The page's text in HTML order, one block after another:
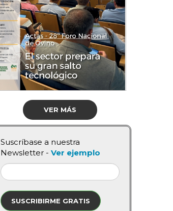
VER MÁS
Suscríbase a nuestra
Newsletter - Ver ejemplo
SUSCRIBIRME GRATIS